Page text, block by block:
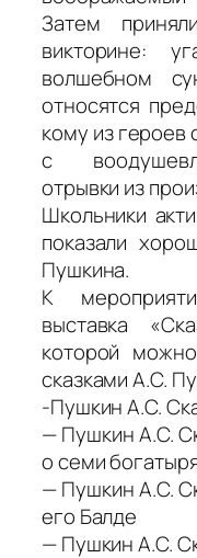
Затем
викторине:
волшебном
относятся
кому из героев
с
отрывки из
Школьники
показали
Пушкина.
К
выставка
которой
сказками А.С.
-Пушкин А.С.
— Пушкин А.С.
о семи
— Пушкин А.С.
его Балде
— Пушкин А.С.